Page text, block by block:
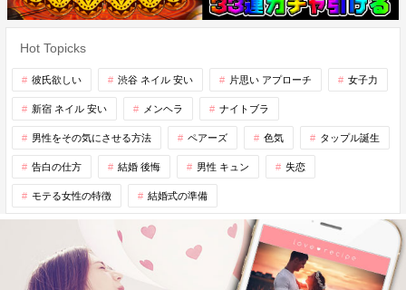
Hot Topicks
彼氏欲しい 渋谷 ネイル 安い 片思い アプローチ 女子力
新宿 ネイル 安い メンヘラ ナイトブラ
男性をその気にさせる方法 ペアーズ 色気 タップル誕生
告白の仕方 結婚 後悔 男性 キュン 失恋
モテる女性の特徴 結婚式の準備